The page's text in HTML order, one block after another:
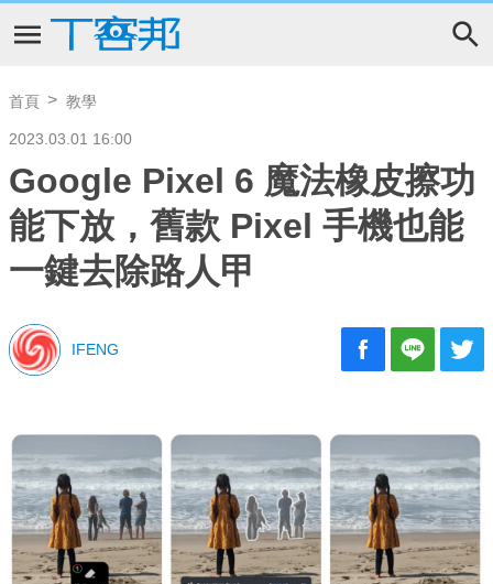
首頁 教學
2023.03.01 16:00
Google Pixel 6 魔法橡皮擦功
能下放，舊款 Pixel 手機也能
一鍵去除路人甲
IFENG